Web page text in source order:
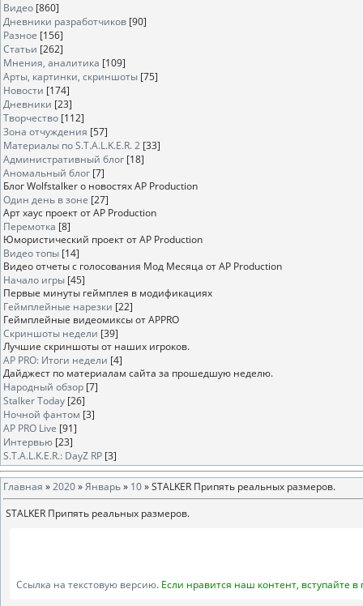
Видео [860]
Дневники разработчиков [90]
Разное [156]
Статьи [262]
Мнения, аналитика [109]
Арты, картинки, скриншоты [75]
Новости [174]
Дневники [23]
Творчество [112]
Зона отчуждения [57]
Материалы по S.T.A.L.K.E.R. 2 [33]
Административный блог [18]
Аномальный блог [7]
Блог Wolfstalker о новостях AP Production
Один день в зоне [27]
Арт хаус проект от AP Production
Перемотка [8]
Юмористический проект от AP Production
Видео топы [14]
Видео отчеты с голосования Мод Месяца от AP Production
Начало игры [45]
Первые минуты геймплея в модификациях
Геймплейные нарезки [22]
Геймплейные видеомиксы от APPRO
Скриншоты недели [39]
Лучшие скриншоты от наших игроков.
AP PRO: Итоги недели [4]
Дайджест по материалам сайта за прошедшую неделю.
Народный обзор [7]
Stalker Today [26]
Ночной фантом [3]
AP PRO Live [91]
Интервью [23]
S.T.A.L.K.E.R.: DayZ RP [3]
Главная »2020»Январь» 10» STALKER Припять реальных размеров.
STALKER Припять реальных размеров.
Ссылка на текстовую версию. Если нравится наш контент, вступайте